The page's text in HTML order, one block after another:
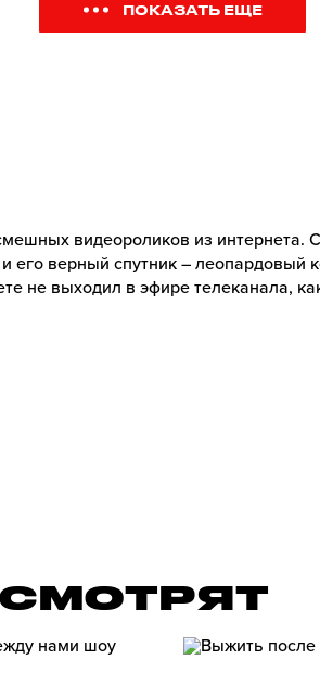
ПОКАЗАТЬ ЕЩЕ
видеороликов из
его верный спутник – леопардовый
не выходил в эфире телеканала,
СМОТРЯТ